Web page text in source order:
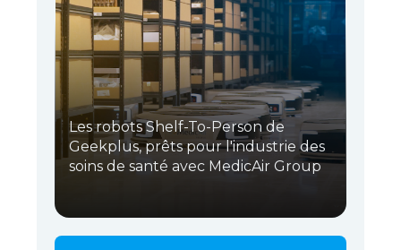
Les robots Shelf-To-Person de
Geekplus, prêts pour l'industrie des
soins de santé avec MedicAir Group